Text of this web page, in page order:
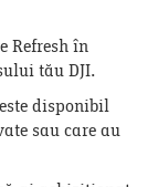
Refresh în
tău DJI.
disponibil
sau care au